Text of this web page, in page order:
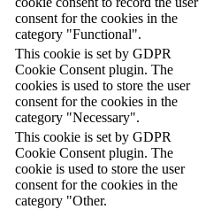
consent for the cookies in the
category "Functional".
This cookie is set by GDPR
Cookie Consent plugin. The
cookies is used to store the user
consent for the cookies in the
category "Necessary".
This cookie is set by GDPR
Cookie Consent plugin. The
cookie is used to store the user
consent for the cookies in the
category "Other.